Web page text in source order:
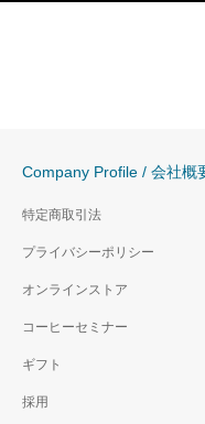
Company Profile / 会社概
特定商取引法
プライバシーポリシー
オンラインストア
コーヒーセミナー
ギフト
採用